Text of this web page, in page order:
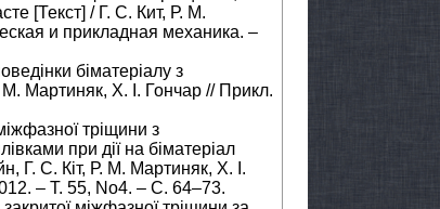
[Текст] / Г. С. Кит, Р. М.
и прикладная механика. –
біматеріалу з
Мартиняк, Х. І. Гончар // Прикл.
тріщини з
при дії на біматеріал
Г. С. Кіт, Р. М. Мартиняк, Х. І.
– Т. 55, No4. – C. 64–73.